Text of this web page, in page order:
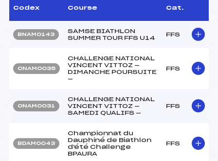
Codex Course Cat.
BNAM0143
SAMSE BIATHLON
SUMMER TOUR FFS U14
FFS
ONAM0035
CHALLENGE NATIONAL
VINCENT VITTOZ —
DIMANCHE POURSUITE
—
FFS
ONAM0031
CHALLENGE NATIONAL
VINCENT VITTOZ —
SAMEDI QUALIFS —
FFS
BDAM0043
Championnat du
Dauphiné de Biathlon
d'été Challenge
BPAURA
FFS